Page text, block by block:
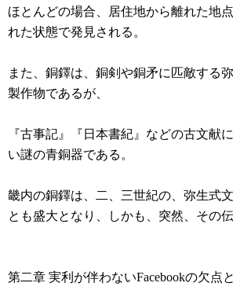
ほとんどの場合、居住地から離れた地
れた状態で発見される。
また、銅鐸は、銅剣や銅矛に匹敵する
製作物であるが、
『古事記』『日本書紀』などの古文献
い謎の青銅器である。
畿内の銅鐸は、二、三世紀の、弥生式
とも盛大となり、しかも、突然、その
第二章 実利が伴わないFacebookの欠点